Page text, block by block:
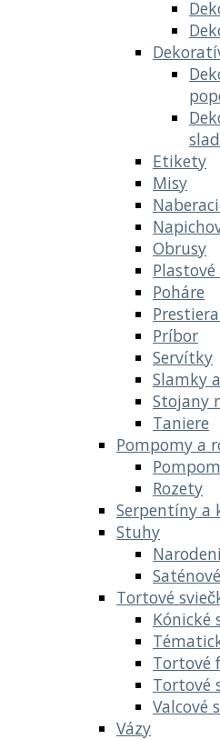
Etikety
Misy
Obrusy
Poháre
Príbor
Servítky
Slamky
Stojany
Taniere
Pompomy a
Rozety
Serpentíny a
Stuhy
Tortové
Kónické
Tortové
Tortové
Valcové
Vázy